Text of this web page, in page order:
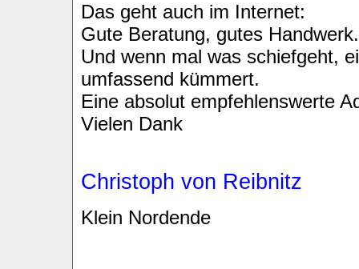
Das geht auch im Internet:
Gute Beratung, gutes Handwerk.
Und wenn mal was schiefgeht,
umfassend kümmert.
Eine absolut empfehlenswerte
Vielen Dank
Christoph von Reibnitz
Klein Nordende